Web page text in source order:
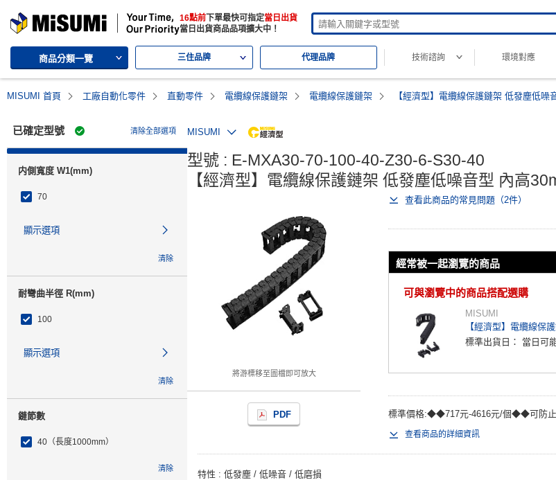
MISUMI | Your Time, Our Priority 16點前 下單最快可指定當日出貨
當日出貨商品品項擴大中！
商品分類一覽 三住品牌 代理品牌 技術諮詢 環境對應
MISUMI 首頁 工廠自動化零件 直動零件 電纜線保護鏈架 電纜線保護鏈架 【經濟型】電纜線保護鏈架 低發塵低噪
已確定型號 清除全部選項
内側寬度 W1(mm)
70
顯示選項
清除
耐彎曲半徑 R(mm)
100
顯示選項
清除
鏈節數
40（長度1000mm）
清除
MISUMI
型號 : E-MXA30-70-100-40-Z30-6-S30-40
【經濟型】電纜線保護鏈架 低發塵低噪音型 內高
將游標移至圖檔即可放大
PDF
查看此商品的常見問題（2件）
經常被一起瀏覽的商品
可與瀏覽中的商品搭配選購
MISUMI
【經濟型】電纜線保
標準出貨日： 當日可
標準價格:◆◆717元-4616元/個◆◆可防止
查看商品的詳細資訊
特性 低發塵 / 低噪音 / 低磨損